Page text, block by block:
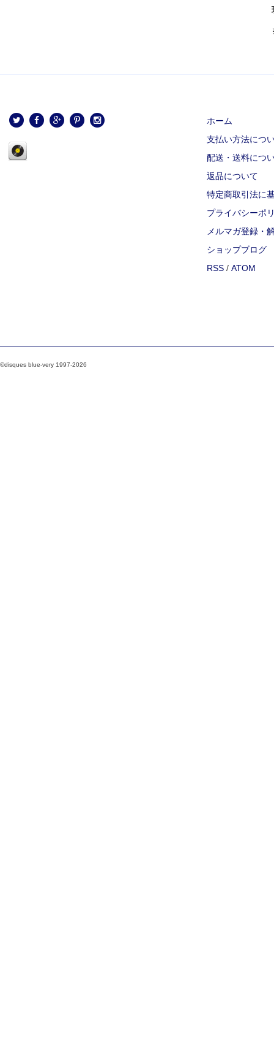
ホーム
支払い方法につ
配送・送料につ
返品について
特定商取引法に
プライバシーポ
メルマガ登録・
ショップブログ
RSS / ATOM
©disques blue-very 1997-2026